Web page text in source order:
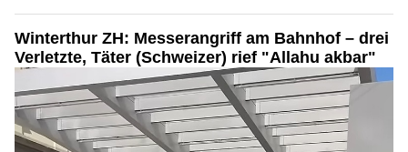
Winterthur ZH: Messerangriff am Bahnhof – drei
Verletzte, Täter (Schweizer) rief "Allahu akbar"